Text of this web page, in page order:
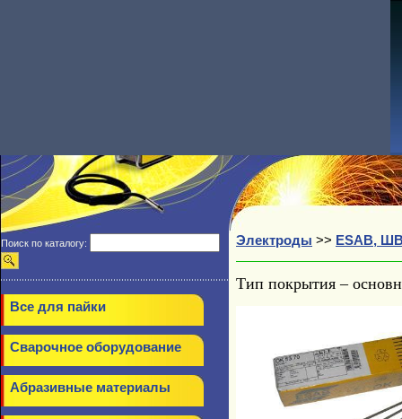
Поиск по каталогу:
Все для пайки
Сварочное оборудование
Абразивные материалы
Электроды >> ESAB,
Тип покрытия –